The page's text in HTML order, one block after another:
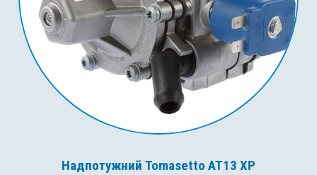
Надпотужний Tomasetto AT13 XP